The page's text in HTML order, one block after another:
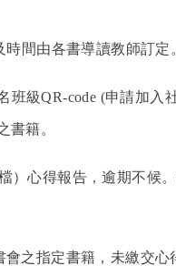
間由各書導讀教師訂定
級QR-code (申請加入
書籍。
）心得報告，逾期不候
之指定書籍，未繳交心